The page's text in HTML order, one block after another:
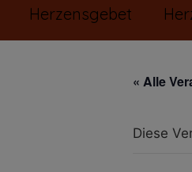
Herzensgebet
« Alle
Diese